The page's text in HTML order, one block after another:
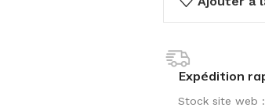
Expédition
Stock site web